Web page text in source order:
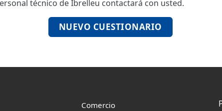
técnico de Ibrelleu contactará con usted.
NUEVO CUESTIONARIO
Comercio